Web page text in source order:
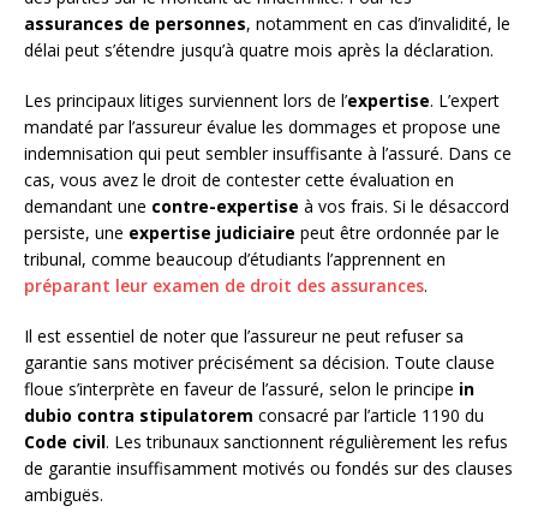
assurances de personnes, notamment en cas d’invalidité, le
délai peut s’étendre jusqu’à quatre mois après la déclaration.
Les principaux litiges surviennent lors de l’expertise. L’expert
mandaté par l’assureur évalue les dommages et propose une
indemnisation qui peut sembler insuffisante à l’assuré. Dans ce
cas, vous avez le droit de contester cette évaluation en
demandant une contre-expertise à vos frais. Si le désaccord
persiste, une expertise judiciaire peut être ordonnée par le
tribunal, comme beaucoup d’étudiants l’apprennent en
préparant leur examen de droit des assurances.
Il est essentiel de noter que l’assureur ne peut refuser sa
garantie sans motiver précisément sa décision. Toute clause
floue s’interprète en faveur de l’assuré, selon le principe in
dubio contra stipulatorem consacré par l’article 1190 du
Code civil. Les tribunaux sanctionnent régulièrement les refus
de garantie insuffisamment motivés ou fondés sur des clauses
ambiguës.